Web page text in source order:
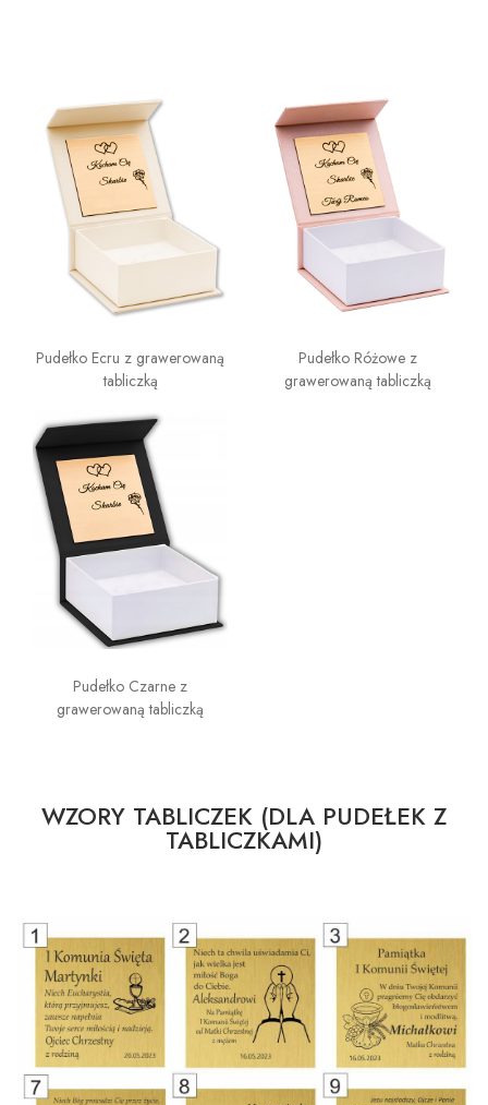
Pudełko Ecru z grawerowaną
tabliczką
Pudełko Różowe z
grawerowaną tabliczką
Pudełko Czarne z
grawerowaną tabliczką
WZORY TABLICZEK (DLA PUDEŁEK Z
TABLICZKAMI)